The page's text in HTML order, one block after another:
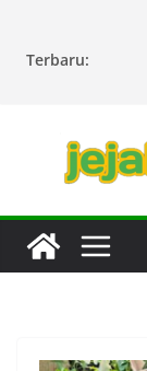
Terbaru: